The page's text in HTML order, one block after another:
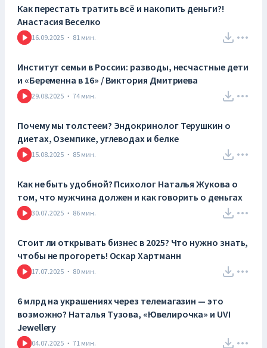
Как перестать тратить всё и накопить деньги?!
Анастасия Веселко
16.09.2025 · 81 мин.
Институт семьи в России: разводы, несчастные дети
и «Беременна в 16» / Виктория Дмитриева
29.08.2025 · 74 мин.
Почему мы толстеем? Эндокринолог Терушкин о
диетах, Оземпике, углеводах и белке
15.08.2025 · 85 мин.
Как не быть удобной? Психолог Наталья Жукова о
том, что мужчина должен и как говорить о деньгах
30.07.2025 · 86 мин.
Стоит ли открывать бизнес в 2025? Что нужно знать,
чтобы не прогореть! Оскар Хартманн
17.07.2025 · 80 мин.
6 млрд на украшениях через телемагазин — это
возможно? Наталья Тузова, «Ювелирочка» и UVI
Jewellery
04.07.2025 · 71 мин.